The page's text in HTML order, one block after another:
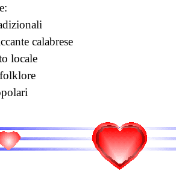
calabrese
locale